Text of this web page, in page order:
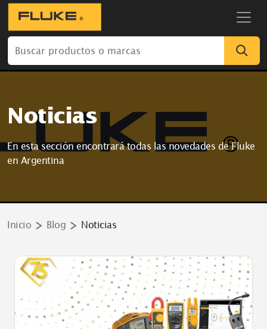
Noticias
En esta sección encontrará todas las novedades de Fluke
en Argentina
Inicio Blog Noticias